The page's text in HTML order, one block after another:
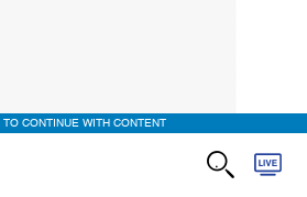
CONTINUE WITH CONTENT